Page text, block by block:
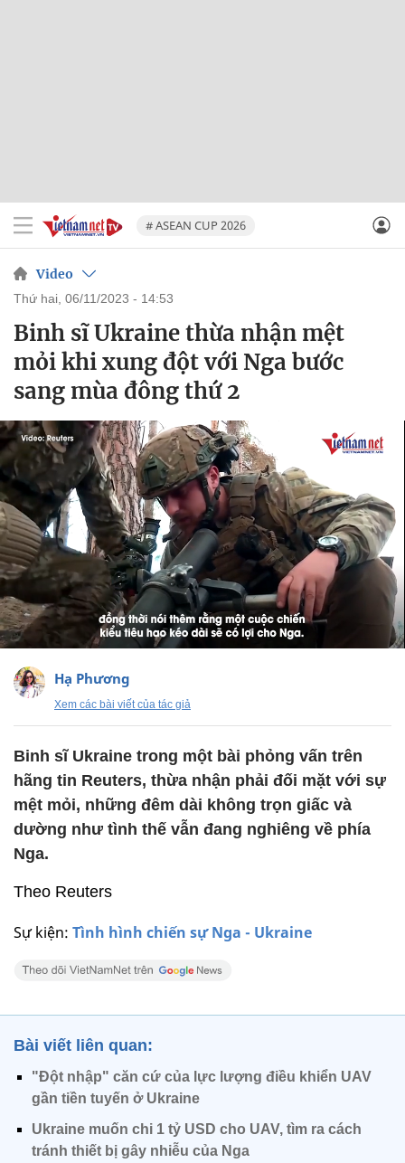
# ASEAN CUP 2026
Video
thứ hai, 06/11/2023 - 14:53
Binh sĩ Ukraine thừa nhận mệt
mỏi khi xung đột với Nga bước
sang mùa đông thứ 2
Hạ Phương
Xem các bài viết của tác giả
Sự kiện: Tình hình chiến sự Nga - Ukraine
Binh sĩ Ukraine trong một bài phỏng vấn trên
hãng tin Reuters, thừa nhận phải đối mặt với sự
mệt mỏi, những đêm dài không trọn giấc và
dường như tình thế vẫn đang nghiêng về phía
Nga.
Theo Reuters
Bài viết liên quan:
"Đột nhập" căn cứ của lực lượng điều khiển UAV
gần tiền tuyến ở Ukraine
Ukraine muốn chi 1 tỷ USD cho UAV, tìm ra cách
tránh thiết bị gây nhiễu của Nga